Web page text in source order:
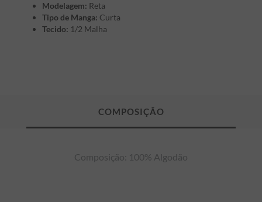
Modelagem: Reta
Tipo de Manga: Curta
Tecido: 1/2 Malha
Composição: 100% Algodão